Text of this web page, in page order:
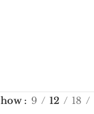
9 12 18